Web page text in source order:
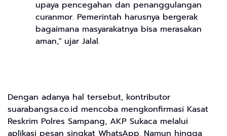
upaya pencegahan dan penanggulangan
curanmor. Pemerintah harusnya bergerak
bagaimana masyarakatnya bisa merasakan
aman," ujar Jalal.
Dengan adanya hal tersebut, kontributor
suarabangsa.co.id mencoba mengkonfirmasi Kasat
Reskrim Polres Sampang, AKP Sukaca melalui
aplikasi pesan singkat WhatsApp. Namun hingga